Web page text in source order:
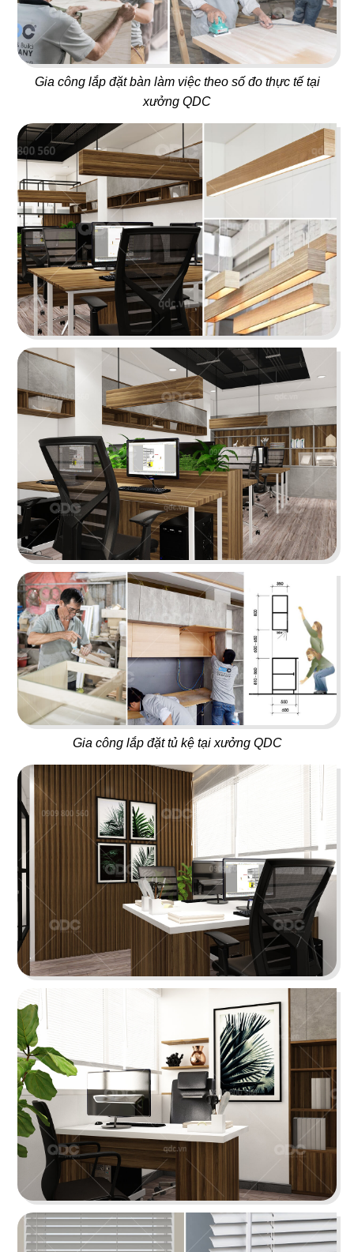
Gia công lắp đặt bàn làm việc theo số đo thực tế tại
xưởng QDC
Gia công lắp đặt tủ kệ tại xưởng QDC
LIÊN
HỆ
07
TORI MATSUKI
Nhà hàng Nhật
08
KING COFFEE
Quán cafe
09
ORIFOOD - LÊ VĂN SỸ
BBQ & Hotpot
10
LA VISTA
11
YUMMY BABOON
Gà rán
12
MASHA & THE BEAR
Buffet
13
MARINA
Coffee
14
CK PIZZA
Nhà hàng Âu
15
TEXAS
Nhà hàng
16
BABOON
Nightclub
17
5 SAO
Nhà hàng Việt
18
667 BISTRO
19
T COFFEE
20
BUFFET SUSHI
Nhà hàng Nhật
21
HIKARI
Nhà hàng Nhật
22
MYUNG TAE MYUNG GA
Nhà hàng Hàn